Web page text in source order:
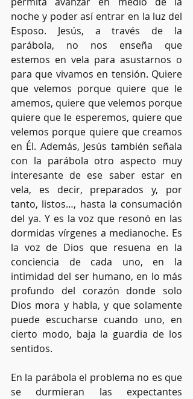
noche y poder así entrar en la luz del
Esposo. Jesús, a través de la
parábola, no nos enseña que
estemos en vela para asustarnos o
para que vivamos en tensión. Quiere
que velemos porque quiere que le
amemos, quiere que velemos porque
quiere que le esperemos, quiere que
velemos porque quiere que creamos
en Él. Además, Jesús también señala
con la parábola otro aspecto muy
interesante de ese saber estar en
vela, es decir, preparados y, por
tanto, listos…, hasta la consumación
del ya. Y es la voz que resonó en las
dormidas vírgenes a medianoche. Es
la voz de Dios que resuena en la
conciencia de cada uno, en la
intimidad del ser humano, en lo más
profundo del corazón donde solo
Dios mora y habla, y que solamente
puede escucharse cuando uno, en
cierto modo, baja la guardia de los
sentidos.
En la parábola el problema no es que
se durmieran las expectantes